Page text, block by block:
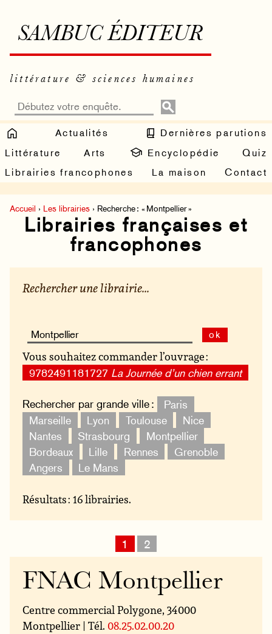
SAMBUC ÉDITEUR
littérature & sciences humaines
Actualités
Dernières parutions
Littérature
Arts Encyclopédie
Quiz
Librairies francophones
La maison Contact
Accueil › Les librairies › Recherche : « Montpellier »
Librairies françaises et
francophones
Rechercher une librairie...
ok
Vous souhaitez commander l’ouvrage :
9782491181727 La Journée d’un chien errant
Rechercher par grande ville :
Paris
Marseille
Lyon Toulouse
Nice
Nantes
Strasbourg
Montpellier
Bordeaux
Lille Rennes
Grenoble
Angers
Le Mans
Résultats : 16 librairies.
1 2
FNAC Montpellier
Centre commercial Polygone, 34000
Montpellier | Tél. 08.25.02.00.20